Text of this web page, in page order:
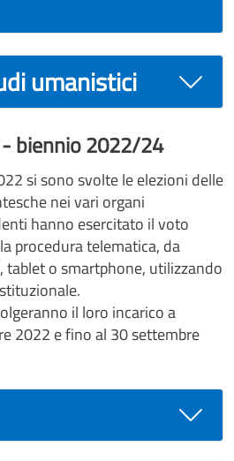
umanistici
biennio 2022/24
si sono svolte le elezioni delle
nei vari organi
hanno esercitato il voto
procedura telematica, da
tablet o smartphone, utilizzando
il loro incarico a
2022 e fino al 30 settembre